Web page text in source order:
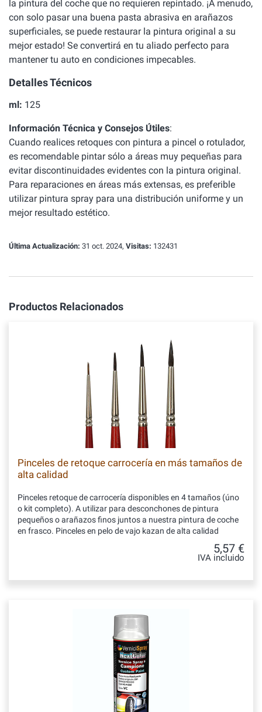
la pintura del coche que no requieren repintado. ¡A menudo,
con solo pasar una buena pasta abrasiva en arañazos
superficiales, se puede restaurar la pintura original a su
mejor estado! Se convertirá en tu aliado perfecto para
mantener tu auto en condiciones impecables.
Detalles Técnicos
ml: 125
Información Técnica y Consejos Útiles:
Cuando realices retoques con pintura a pincel o rotulador,
es recomendable pintar sólo a áreas muy pequeñas para
evitar discontinuidades evidentes con la pintura original.
Para reparaciones en áreas más extensas, es preferible
utilizar pintura spray para una distribución uniforme y un
mejor resultado estético.
Última Actualización: 31 oct. 2024, Visitas: 132431
Productos Relacionados
Pinceles de retoque carrocería en más tamaños de
alta calidad
Pinceles retoque de carrocería disponibles en 4 tamaños (úno
o kit completo). A utilizar para desconchones de pintura
pequeños o arañazos finos juntos a nuestra pintura de coche
en frasco. Pinceles en pelo de vajo kazan de alta calidad
5,57 €
IVA incluido